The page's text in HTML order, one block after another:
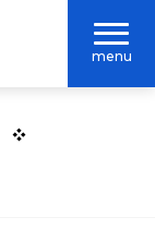
menu